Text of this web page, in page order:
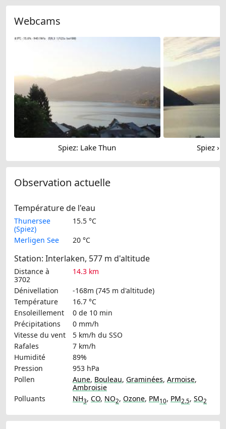
Webcams
Spiez: Lake Thun Spiez ›
Observation actuelle
Température de l'eau
Thunersee
(Spiez)
15.5 °C
Merligen See
20 °C
Station: Interlaken, 577 m d'altitude
Distance à
3702
14.3 km
Dénivellation
-168m (745 m d'altitude)
Température
16.7 °C
Ensoleillement
0 de 10 min
Précipitations
0 mm/h
Vitesse du vent
5 km/h du SSO
Rafales
7 km/h
Humidité
89%
Pression
953 hPa
Pollen
Aune, Bouleau, Graminées, Armoise,
Ambroisie
Polluants
NH3, CO, NO2, Ozone, PM10, PM2.5, SO2